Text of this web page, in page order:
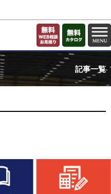
記事一覧